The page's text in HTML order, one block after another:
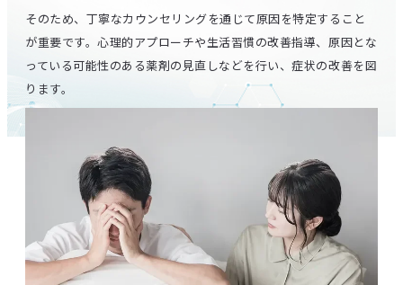
そのため、丁寧なカウンセリングを通じて原因を特定すること
が重要です。心理的アプローチや生活習慣の改善指導、原因とな
っている可能性のある薬剤の見直しなどを行い、症状の改善を図
ります。